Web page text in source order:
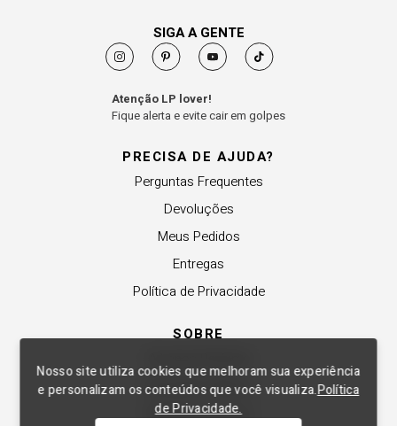
Nosso site utiliza cookies que melhoram sua experiência
e personalizam os conteúdos que você visualiza.Política
de Privacidade.
PRECISA DE AJUDA?
Perguntas Frequentes
Devoluções
Meus Pedidos
Entregas
Política de Privacidade
SOBRE
Revender a Marca
Trabalhe Conosco
SIGA A GENTE
Atenção LP lover!
Fique alerta e evite cair em golpes